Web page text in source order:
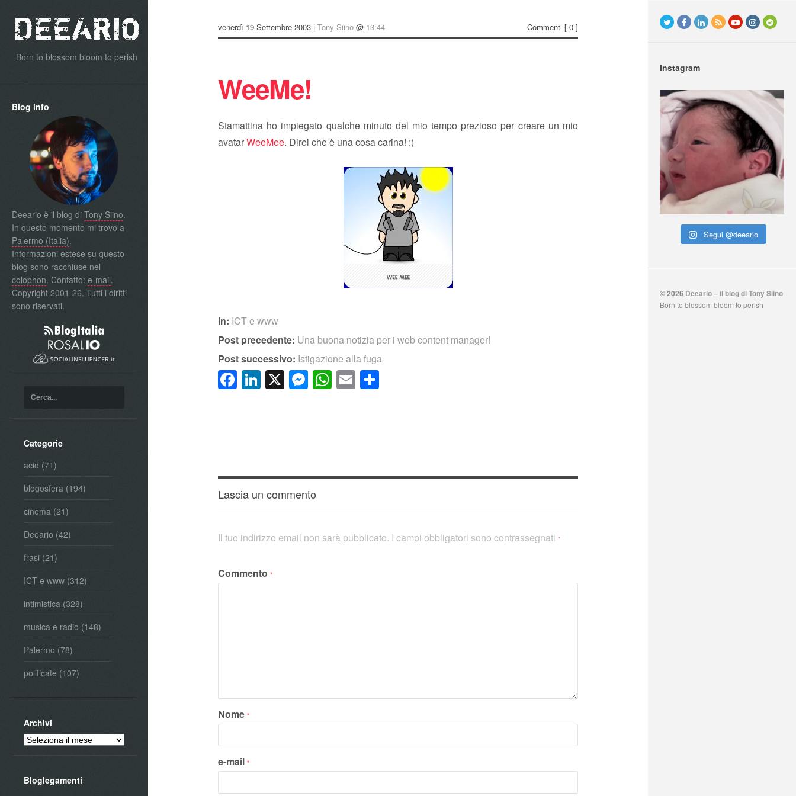
Born to blossom bloom to perish
Blog info
Deeario è il blog di Tony Siino.
In questo momento mi trovo a
Palermo (Italia).
Informazioni estese su questo
blog sono racchiuse nel
colophon. Contatto: e-mail.
Copyright 2001-26. Tutti i diritti
sono riservati.
Categorie
acid (71)
blogosfera (194)
cinema (21)
Deeario (42)
frasi (21)
ICT e www (312)
intimistica (328)
musica e radio (148)
Palermo (78)
politicate (107)
Archivi
Archivi
Bloglegamenti
venerdì 19 Settembre 2003 |Tony Siino @ 13:44 Commenti [ 0 ]
WeeMe!
Stamattina ho impiegato qualche minuto del mio tempo prezioso per creare un mio
avatarWeeMee. Direi che è una cosa carina! :)
In: ICT e www
Post precedente: Una buona notizia per i web content manager!
Post successivo: Istigazione alla fuga
Facebook
LinkedIn
X Messenger
WhatsApp
Email
Lascia un commento
Il tuo indirizzo email non sarà pubblicato. I campi obbligatori sono contrassegnati*
Commento*
Nome*
e-mail*
Instagram
Segui @deeario
© 2026 Deeario – il blog di Tony Siino
Born to blossom bloom to perish